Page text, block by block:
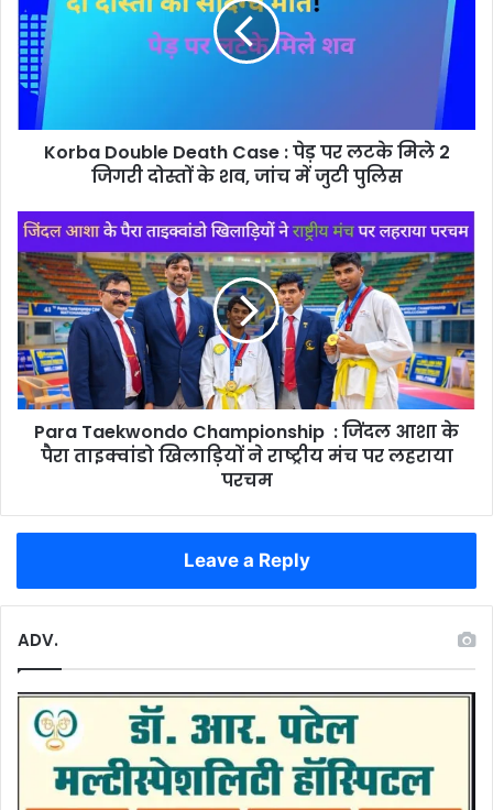
Case
:
पेड़
पर
लटके
मिले
के
शव,
जांच
में
जुटी
पुलिस
Korba Double Death Case : पेड़ पर लटके मिले 2
जिगरी दोस्तों के शव, जांच में जुटी पुलिस
Para
Taekwondo
Championship
:
जिंदल
आशा
के
पैरा
ताइक्वांडो
खिलाड़ियों
पर
Para Taekwondo Championship : जिंदल आशा के
पैरा ताइक्वांडो खिलाड़ियों ने राष्ट्रीय मंच पर लहराया
परचम
Leave a Reply
ADV.